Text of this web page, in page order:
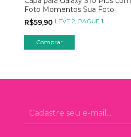
Foto Momentos Sua Foto
R$59,90 LEVE 2, PAGUE 1